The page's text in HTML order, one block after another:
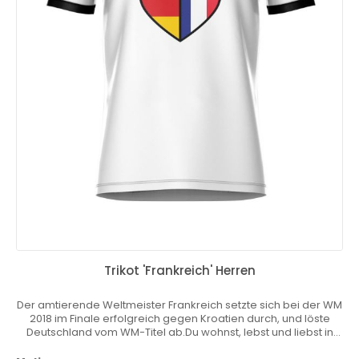
Trikot 'Frankreich' Herren
Der amtierende Weltmeister Frankreich setzte sich bei der WM
2018 im Finale erfolgreich gegen Kroatien durch, und löste
Deutschland vom WM-Titel ab.Du wohnst, lebst und liebst in